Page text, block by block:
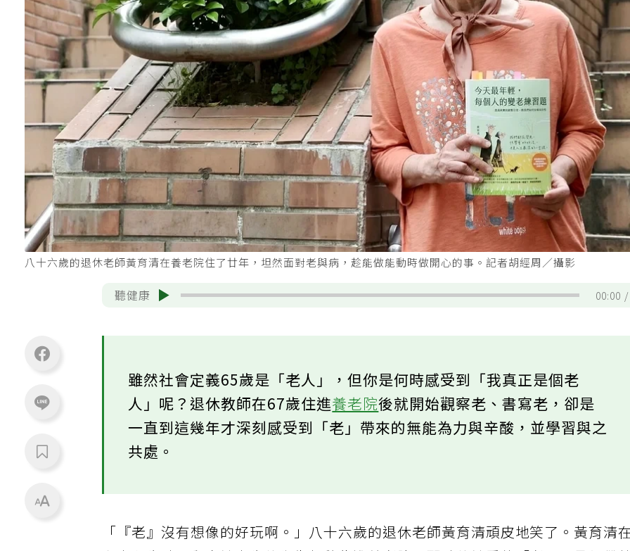
八十六歲的退休老師黃育清在養老院住了廿年，坦然面對老與病，趁能做能動時做開心的事。記者胡經周／攝影
聽健康 00:00
雖然社會定義65歲是「老人」，但你是何時感受到「我真正是個老
人」呢？退休教師在67歲住進養老院後就開始觀察老、書寫老，卻是
一直到這幾年才深刻感受到「老」帶來的無能為力與辛酸，並學習與之
共處。
「『老』沒有想像的好玩啊。」八十六歲的退休老師黃育清頑皮地笑了。黃育清